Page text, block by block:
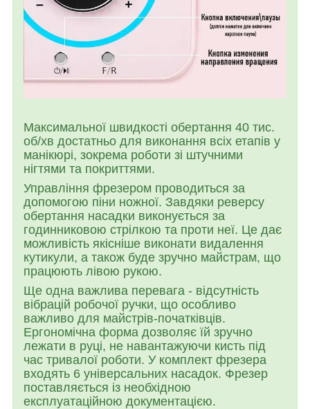
Максимальної швидкості обертання 40 тис.
об/хв достатньо для виконання всіх етапів у
манікюрі, зокрема роботи зі штучними
нігтями та покриттями.
Управління фрезером проводиться за
допомогою піни ножної. Завдяки реверсу
обертання насадки виконується за
годинниковою стрілкою та проти неї. Це дає
можливість якісніше виконати видалення
кутикули, а також буде зручно майстрам, що
працюють лівою рукою.
Ще одна важлива перевага - відсутність
вібрацій робочої ручки, що особливо
важливо для майстрів-початківців.
Ергономічна форма дозволяє їй зручно
лежати в руці, не навантажуючи кисть під
час тривалої роботи. У комплект фрезера
входять 6 універсальних насадок. Фрезер
поставляється із необхідною
експлуатаційною документацією.